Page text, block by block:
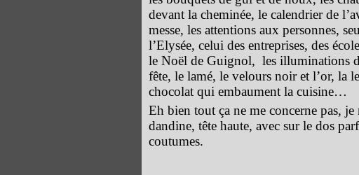
devant la cheminée, le calendrier de
messe, les attentions aux personnes,
l’Elysée, celui des entreprises, des
le Noël de Guignol, les illuminations
fête, le lamé, le velours noir et l’or, la
chocolat qui embaument la cuisine…
Eh bien tout ça ne me concerne pas,
dandine, tête haute, avec sur le dos
coutumes.